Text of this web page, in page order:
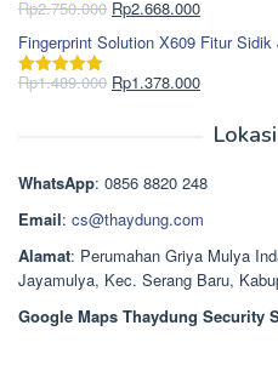
Rp965.000.adalah:
Dinilai5.00
Rp2.750.000 Harga
aslinya
adalah:
Rp2.750.000.
Rp2.668.000Harga
saat
ini
adalah:
Fingerprint Solution X609 Fitur Sidik
Dinilai5.00
Rp1.489.000 Harga
Rp1.378.000Harga
WhatsApp: 0856 8820 248
Email: cs@thaydung.com
Alamat: Perumahan Griya Mulya
Jayamulya, Kec. Serang Baru,
Google Maps Thaydung Security